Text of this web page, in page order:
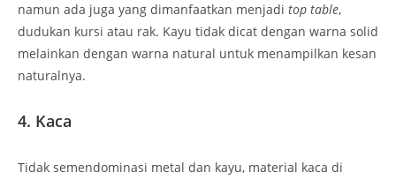
namun ada juga yang dimanfaatkan menjadi top table,
dudukan kursi atau rak. Kayu tidak dicat dengan warna solid
melainkan dengan warna natural untuk menampilkan kesan
naturalnya.
4. Kaca
Tidak semendominasi metal dan kayu, material kaca di